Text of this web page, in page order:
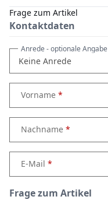
Frage zum Artikel
Kontaktdaten
Anrede- optionale Angabe
Vorname
Nachname
E-Mail
Frage zum Artikel